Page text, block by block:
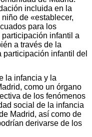
incluida en la
de «establecer,
para los
infantil a
a través de la
infantil del
la infancia y la
como un órgano
de los fenómenos
social de la infancia
Madrid, así como de
derivarse de los